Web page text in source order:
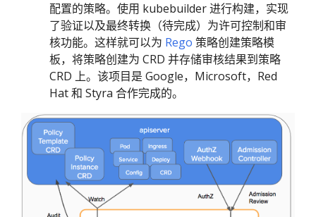
配置的策略。使用 kubebuilder 进行构建，实现
了验证以及最终转换（待完成）为许可控制和审
核功能。这样就可以为 Rego 策略创建策略模
板，将策略创建为 CRD 并存储审核结果到策略
CRD 上。该项目是 Google，Microsoft，Red
Hat 和 Styra 合作完成的。